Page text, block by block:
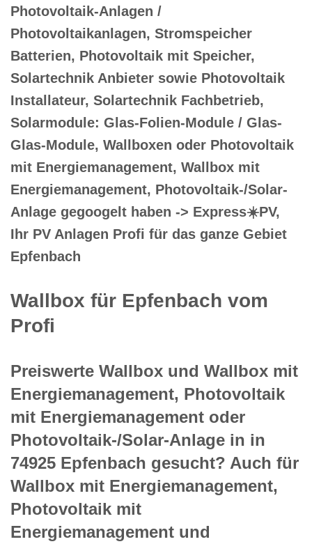
Photovoltaik-Anlagen /
Photovoltaikanlagen, Stromspeicher
Batterien, Photovoltaik mit Speicher,
Solartechnik Anbieter sowie Photovoltaik
Installateur, Solartechnik Fachbetrieb,
Solarmodule: Glas-Folien-Module / Glas-
Glas-Module, Wallboxen oder Photovoltaik
mit Energiemanagement, Wallbox mit
Energiemanagement, Photovoltaik-/Solar-
Anlage gegoogelt haben -> Express☀️PV️,
Ihr PV Anlagen Profi für das ganze Gebiet
Epfenbach
Wallbox für Epfenbach vom
Profi
Preiswerte Wallbox und Wallbox mit
Energiemanagement, Photovoltaik
mit Energiemanagement oder
Photovoltaik-/Solar-Anlage in in
74925 Epfenbach gesucht? Auch für
Wallbox mit Energiemanagement,
Photovoltaik mit
Energiemanagement und